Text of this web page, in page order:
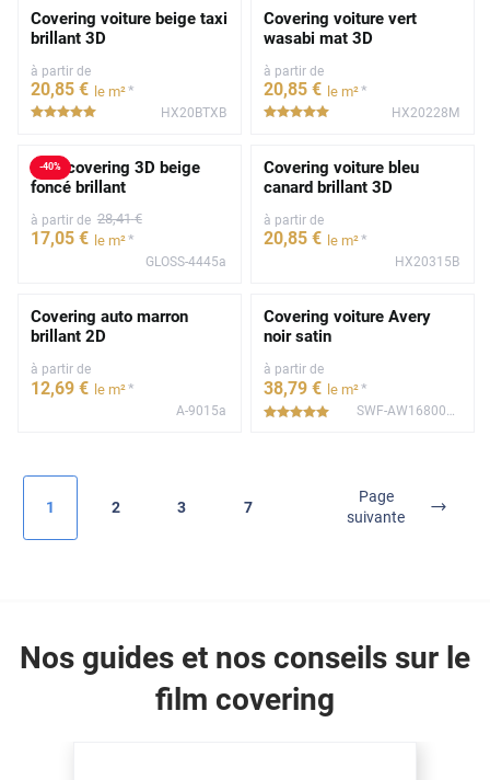
Covering voiture beige taxi
brillant 3D
à partir de
20,85 € le m²*
HX20BTXB
Covering voiture vert
wasabi mat 3D
à partir de
20,85 € le m²*
HX20228M
-40%
Film covering 3D beige
foncé brillant
à partir de 28,41 €
17,05 € le m²*
GLOSS-4445a
Covering voiture bleu
canard brillant 3D
à partir de
20,85 € le m²*
HX20315B
Covering auto marron
brillant 2D
à partir de
12,69 € le m²*
A-9015a
Covering voiture Avery
noir satin
à partir de
38,79 € le m²*
***** SWF-AW1680001
1 2 3 7
Page
suivante
Nos guides et nos conseils sur le
film covering